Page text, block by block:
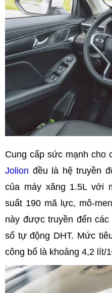
Cung cấp sức mạnh cho
Jolion đều là hệ truyền
của máy xăng 1.5L với
suất 190 mã lực, mô-
này được truyền đến
số tự động DHT. Mức
công bố là khoảng 4,2 lít/